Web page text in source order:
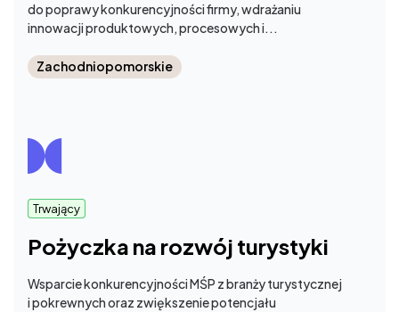
do poprawy konkurencyjności firmy, wdrażaniu
innowacji produktowych, procesowych i...
Zachodniopomorskie
Trwający
Pożyczka na rozwój turystyki
Wsparcie konkurencyjności MŚP z branży turystycznej
i pokrewnych oraz zwiększenie potencjału